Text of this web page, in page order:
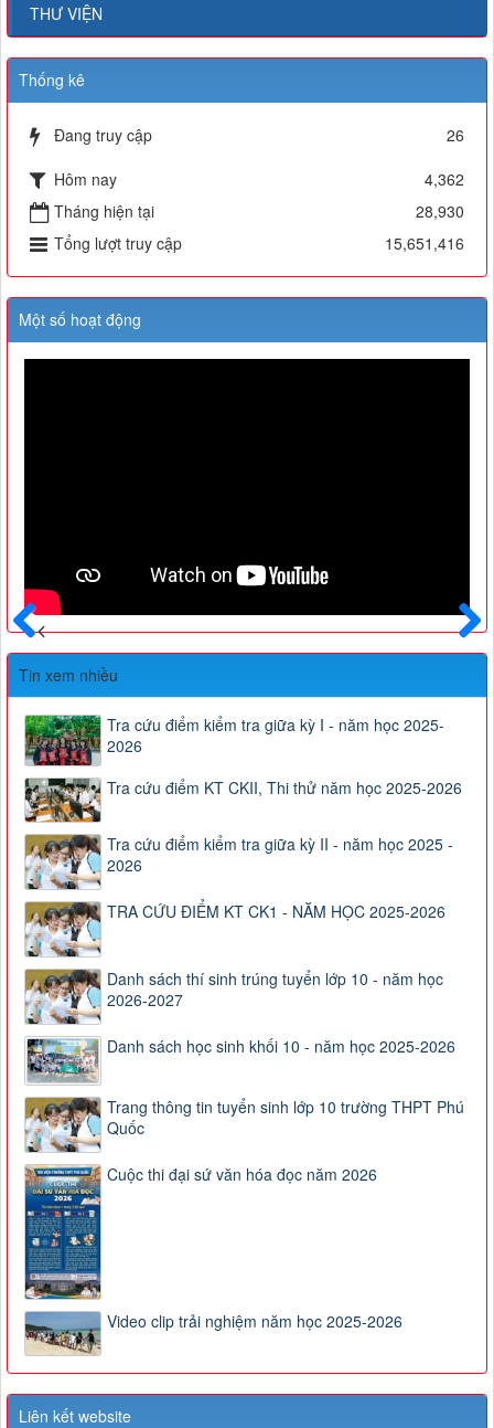
THƯ VIỆN
Thống kê
Đang truy cập
26
Hôm nay
4,362
Tháng hiện tại
28,930
Tổng lượt truy cập
15,651,416
Một số hoạt động
Sau
Trước
Tin xem nhiều
Tra cứu điểm kiểm tra giữa kỳ I - năm học 2025-
2026
Tra cứu điểm KT CKII, Thi thử năm học 2025-2026
Tra cứu điểm kiểm tra giữa kỳ II - năm học 2025 -
2026
TRA CỨU ĐIỂM KT CK1 - NĂM HỌC 2025-2026
Danh sách thí sinh trúng tuyển lớp 10 - năm học
2026-2027
Danh sách học sinh khối 10 - năm học 2025-2026
Trang thông tin tuyển sinh lớp 10 trường THPT Phú
Quốc
Cuộc thi đại sứ văn hóa đọc năm 2026
Video clip trải nghiệm năm học 2025-2026
Liên kết website